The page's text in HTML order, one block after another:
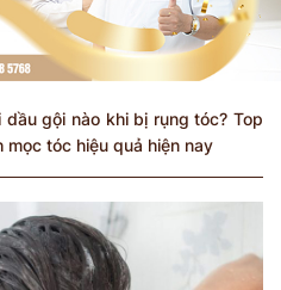
dầu gội nào khi bị rụng tóc? Top
tóc hiệu quả hiện nay